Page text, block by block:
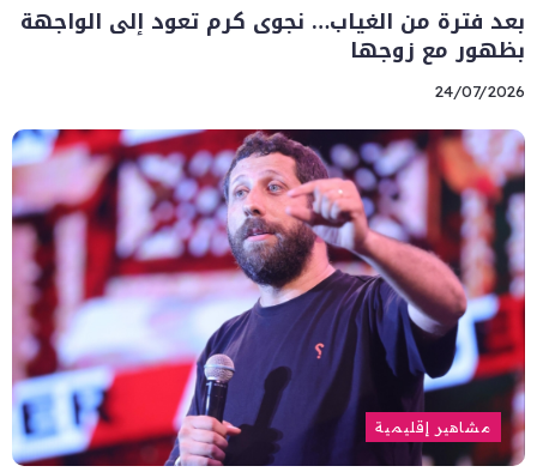
بعد فترة من الغياب… نجوى كرم تعود إلى الواجهة
بظهور مع زوجها
24/07/2026
مشاهير إقليمية